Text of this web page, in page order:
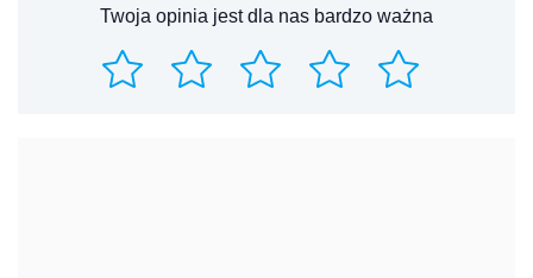
Twoja opinia jest dla nas bardzo ważna